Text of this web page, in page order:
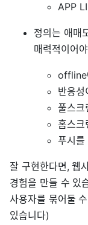
APP
정의는 애매
매력적이어
offline
반응
풀스크
홈스크
푸시를
잘 구현한다면, 웹
경험을 만들 수 있
사용자를 묶어둘
있습니다)